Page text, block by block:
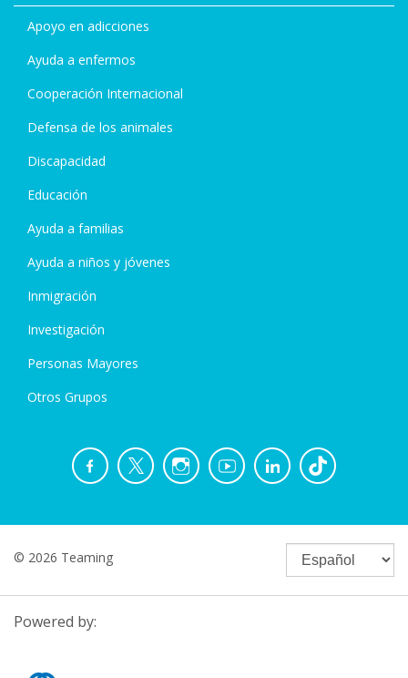
Apoyo en adicciones
Ayuda a enfermos
Cooperación Internacional
Defensa de los animales
Discapacidad
Educación
Ayuda a familias
Ayuda a niños y jóvenes
Inmigración
Investigación
Personas Mayores
Otros Grupos
© 2026 Teaming
Powered by: